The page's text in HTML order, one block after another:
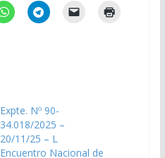
Expte. Nº 90-
34.018/2025 –
20/11/25 – L
Encuentro Nacional de